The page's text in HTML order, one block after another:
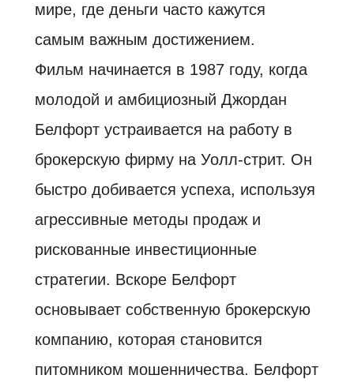
мире, где деньги часто кажутся
самым важным достижением.
Фильм начинается в 1987 году, когда
молодой и амбициозный Джордан
Белфорт устраивается на работу в
брокерскую фирму на Уолл-стрит. Он
быстро добивается успеха, используя
агрессивные методы продаж и
рискованные инвестиционные
стратегии. Вскоре Белфорт
основывает собственную брокерскую
компанию, которая становится
питомником мошенничества. Белфорт